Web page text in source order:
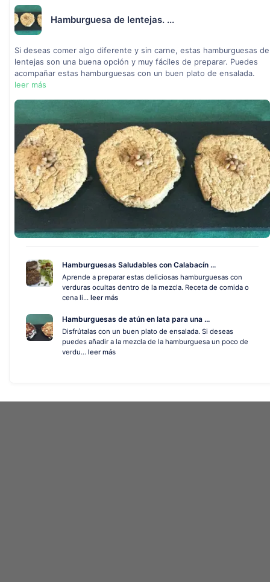
Hamburguesa de lentejas. ...
Si deseas comer algo diferente y sin carne, estas hamburguesas de
lentejas son una buena opción y muy fáciles de preparar. Puedes
acompañar estas hamburguesas con un buen plato de ensalada.
leer más
Hamburguesas Saludables con Calabacín ...
Aprende a preparar estas deliciosas hamburguesas con
verduras ocultas dentro de la mezcla. Receta de comida o
cena li... leer más
Hamburguesas de atún en lata para una ...
Disfrútalas con un buen plato de ensalada. Si deseas
puedes añadir a la mezcla de la hamburguesa un poco de
verdu... leer más